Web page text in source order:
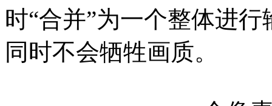
时“合并”为一个整体进
同时不会牺牲画质。